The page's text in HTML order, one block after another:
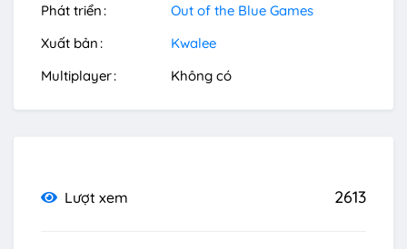
Phát triển
Out of the Blue Games
Xuất bản
Kwalee
Multiplayer
Không có
Lượt xem 2613